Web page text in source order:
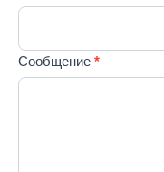
Сообщение *